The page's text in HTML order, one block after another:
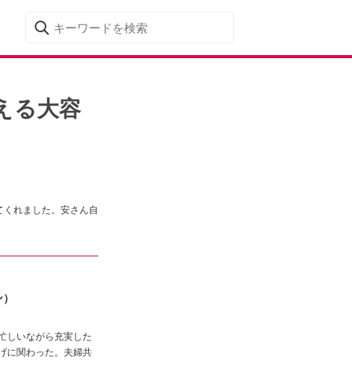
る大容
れました。安さん自
しいながら充実した
に関わった。夫婦共